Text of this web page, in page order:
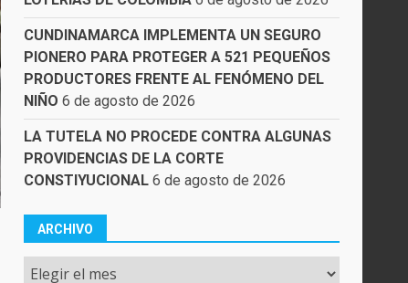
CUNDINAMARCA IMPLEMENTA UN SEGURO
PIONERO PARA PROTEGER A 521 PEQUEÑOS
PRODUCTORES FRENTE AL FENÓMENO DEL
NIÑO 6 de agosto de 2026
LA TUTELA NO PROCEDE CONTRA ALGUNAS
PROVIDENCIAS DE LA CORTE
CONSTIYUCIONAL 6 de agosto de 2026
ARCHIVO
Archivo